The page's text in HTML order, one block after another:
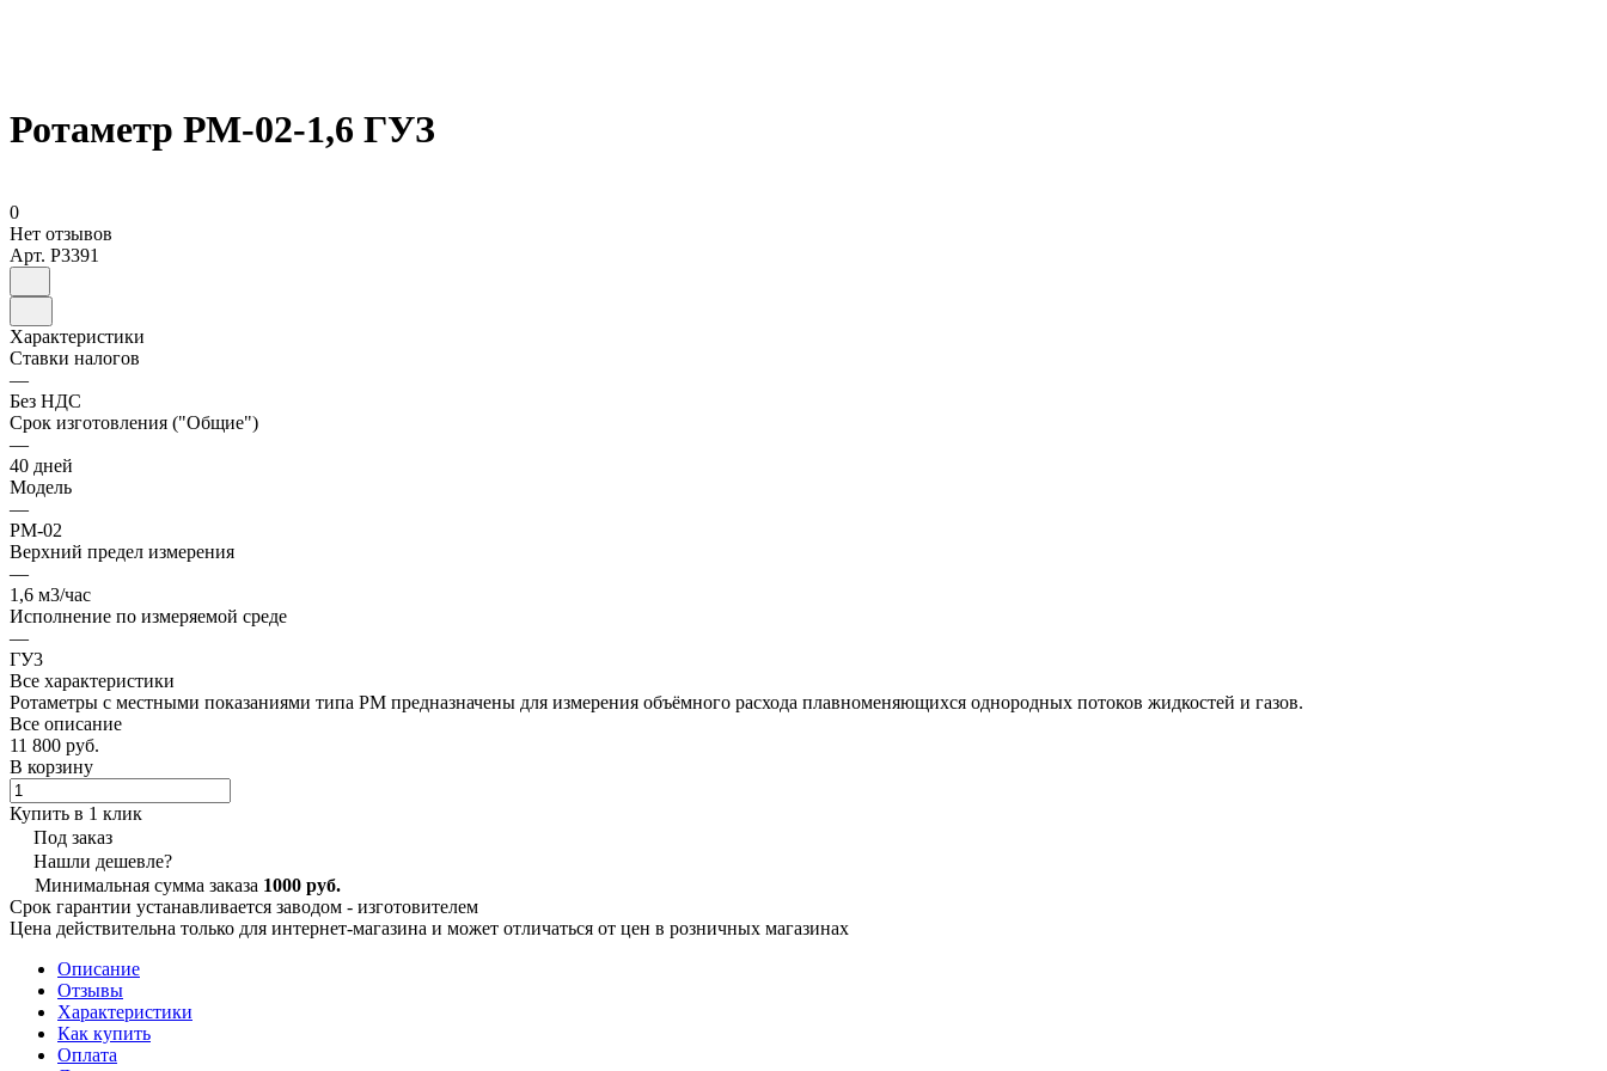
Ротаметр РМ-02-1,6 ГУЗ
0
Нет отзывов
Арт. P3391
Характеристики
Ставки налогов
—
Без НДС
Срок изготовления ("Общие")
—
40 дней
Модель
—
РМ-02
Верхний предел измерения
—
1,6 м3/час
Исполнение по измеряемой среде
—
ГУ3
Все характеристики
Ротаметры с местными показаниями типа РМ предназначены для измерения объёмного расхода плавноменяющихся однородных потоков жидкостей и газов.
Все описание
11 800 руб.
В корзину
Купить в 1 клик
Под заказ
Нашли дешевле?
Минимальная сумма заказа 1000 руб.
Срок гарантии устанавливается заводом - изготовителем
Цена действительна только для интернет-магазина и может отличаться от цен в розничных магазинах
Описание
Отзывы
Характеристики
Как купить
Оплата